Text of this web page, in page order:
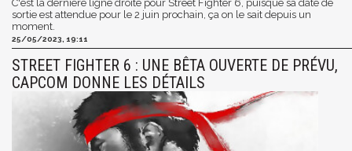
C'est la dernière ligne droite pour Street Fighter 6, puisque sa date de
sortie est attendue pour le 2 juin prochain, ça on le sait depuis un
moment.
25/05/2023, 19:11
STREET FIGHTER 6 : UNE BÊTA OUVERTE DE PRÉVU,
CAPCOM DONNE LES DÉTAILS